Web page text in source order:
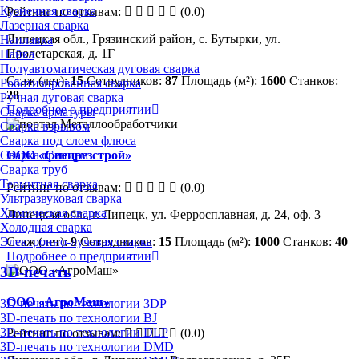
Кузнечная сварка
Лазерная сварка
Наплавка
Пайка
Полуавтоматическая дуговая сварка
Роботизированная сварка
Ручная дуговая сварка
Сварка арматуры
Сварка взрывом
Сварка под слоем флюса
Сварка трением
Сварка труб
Термитная сварка
Ультразвуковая сварка
Химическая сварка
Холодная сварка
Электронно-лучевая сварка
3D-печать
3D-печать по технологии 3DP
3D-печать по технологии BJ
3D-печать по технологии DLP
3D-печать по технологии DMD
Рейтинг по отзывам:
(0.0)
Липецкая обл., Грязинский район, с. Бутырки, ул.
Пролетарская, д. 1Г
Стаж (лет):15 Сотрудников: 87 Площадь (м²): 1600 Станков:
28
Подробнее о предприятии
ООО «Спецрезстрой»
Рейтинг по отзывам:
(0.0)
Липецкая обл., г. Липецк, ул. Ферросплавная, д. 24, оф. 3
Стаж (лет):9 Сотрудников: 15 Площадь (м²): 1000 Станков: 40
Подробнее о предприятии
ООО «АгроМаш»
Рейтинг по отзывам:
(0.0)